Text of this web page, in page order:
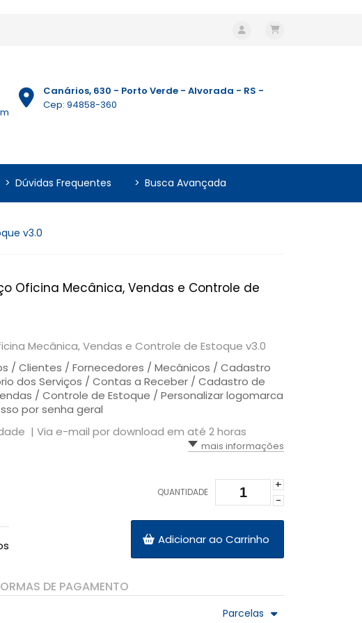
Canários, 630 - Porto Verde - Alvorada - RS -
Cep: 94858-360
> Dúvidas Frequentes > Busca Avançada
v3.0
Oficina Mecânica, Vendas e Controle de
Mecânica, Vendas e Controle de Estoque v3.0
/ Clientes / Fornecedores / Mecânicos / Cadastro
dos Serviços / Contas a Receber / Cadastro de
/ Controle de Estoque / Personalizar logomarca
por senha geral
| Via e-mail por download em até 2 horas
mais informações
QUANTIDADE
+
-
Adicionar ao Carrinho
DE PAGAMENTO
Parcelas